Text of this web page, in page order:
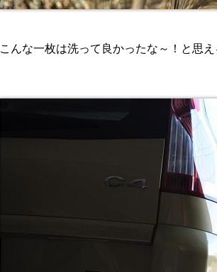
こんな一枚は洗って良かったな～！と思